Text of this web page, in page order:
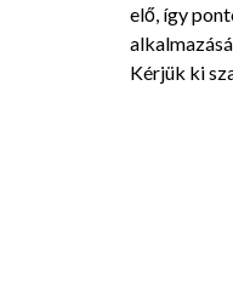
elő, így
Kérjük ki